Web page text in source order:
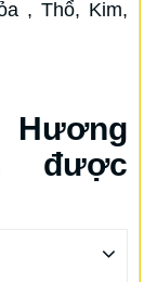
, Thổ, Kim,
Hương
được